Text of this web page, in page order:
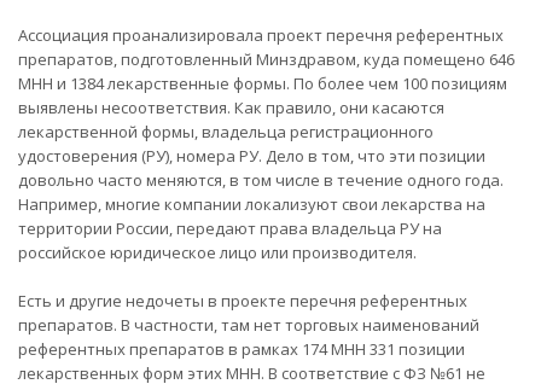
Ассоциация проанализировала проект перечня референтных
препаратов, подготовленный Минздравом, куда помещено 646
МНН и 1384 лекарственные формы. По более чем 100 позициям
выявлены несоответствия. Как правило, они касаются
лекарственной формы, владельца регистрационного
удостоверения (РУ), номера РУ. Дело в том, что эти позиции
довольно часто меняются, в том числе в течение одного года.
Например, многие компании локализуют свои лекарства на
территории России, передают права владельца РУ на
российское юридическое лицо или производителя.
Есть и другие недочеты в проекте перечня референтных
препаратов. В частности, там нет торговых наименований
референтных препаратов в рамках 174 МНН 331 позиции
лекарственных форм этих МНН. В соответствие с ФЗ №61 не